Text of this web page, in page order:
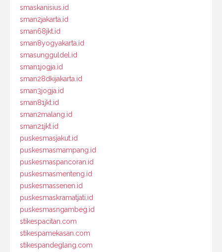
smaskanisius.id
sman2jakarta.id
sman68jkt.id
sman8yogyakarta.id
smasungguldel.id
sman1jogja.id
sman28dkijakarta.id
sman3jogja.id
sman81jkt.id
sman2malang.id
sman21jkt.id
puskesmasjakut.id
puskesmasmampang.id
puskesmaspancoran.id
puskesmasmenteng.id
puskesmassenen.id
puskesmaskramatjati.id
puskesmasngambeg.id
stikespacitan.com
stikespamekasan.com
stikespandeglang.com